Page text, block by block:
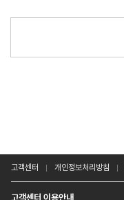
고객센터 개인정보처리방침
고객센터 이용안내